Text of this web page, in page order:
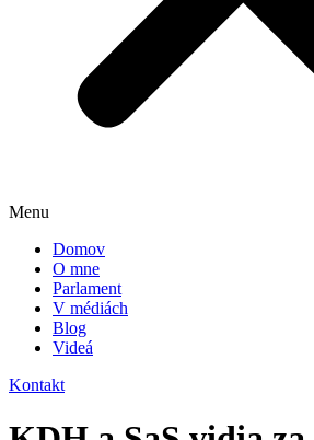
Menu
Domov
O mne
Parlament
V médiách
Blog
Videá
Kontakt